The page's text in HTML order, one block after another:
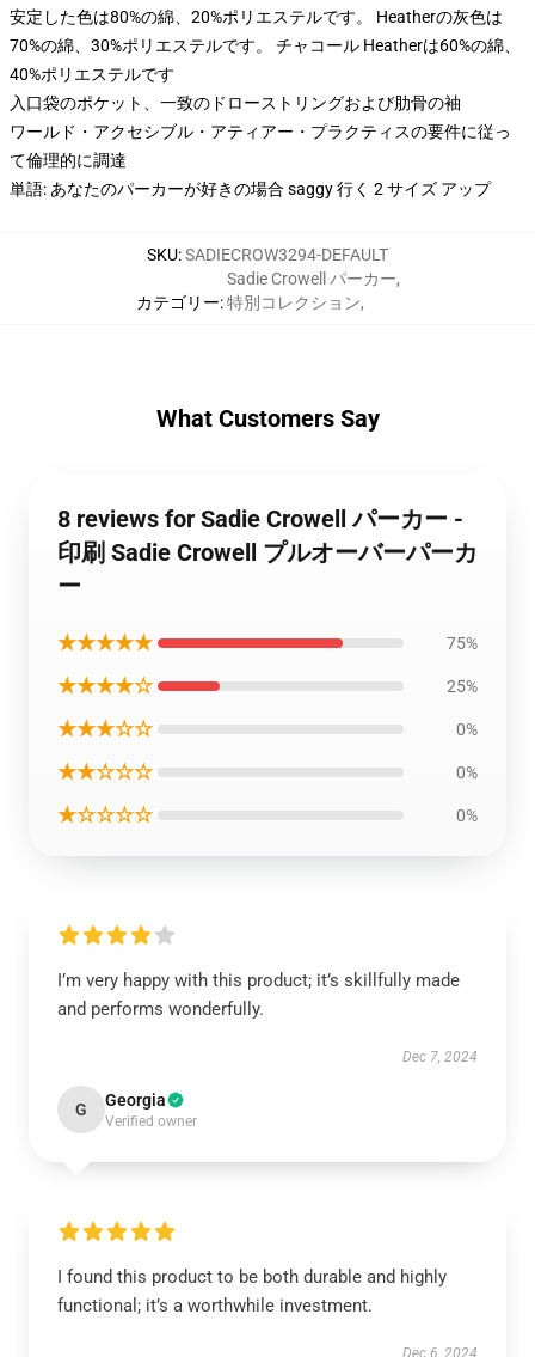
安定した色は80%の綿、20%ポリエステルです。 Heatherの灰色は
70%の綿、30%ポリエステルです。 チャコール Heatherは60%の綿、
40%ポリエステルです
入口袋のポケット、一致のドローストリングおよび肋骨の袖
ワールド・アクセシブル・アティアー・プラクティスの要件に従っ
て倫理的に調達
単語: あなたのパーカーが好きの場合 saggy 行く 2 サイズ アップ
SKU:SADIECROW3294-DEFAULT
カテゴリー:
Sadie Crowell パーカー,
特別コレクション,
What Customers Say
8 reviews for Sadie Crowell パーカー -
印刷 Sadie Crowell プルオーバーパーカ
ー
★★★★★ 75%
★★★★☆ 25%
★★★☆☆ 0%
★★☆☆☆ 0%
★☆☆☆☆ 0%
I’m very happy with this product; it’s skillfully made
and performs wonderfully.
Dec 7, 2024
G Georgia
Verified owner
I found this product to be both durable and highly
functional; it’s a worthwhile investment.
Dec 6, 2024